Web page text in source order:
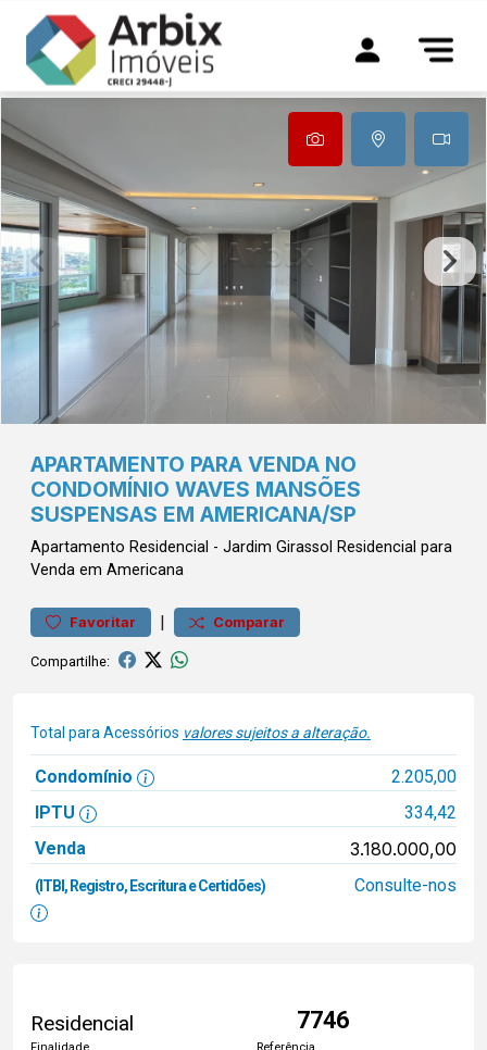
APARTAMENTO PARA VENDA NO
CONDOMÍNIO WAVES MANSÕES
SUSPENSAS EM AMERICANA/SP
Apartamento Residencial - Jardim Girassol Residencial para
Venda em Americana
Favoritar | Comparar
Compartilhe:
Total para Acessórios valores sujeitos a alteração.
Condomínio
2.205,00
IPTU
334,42
Venda
3.180.000,00
(ITBI, Registro, Escritura e Certidões) Consulte-nos
Residencial
Finalidade
7746
Referência